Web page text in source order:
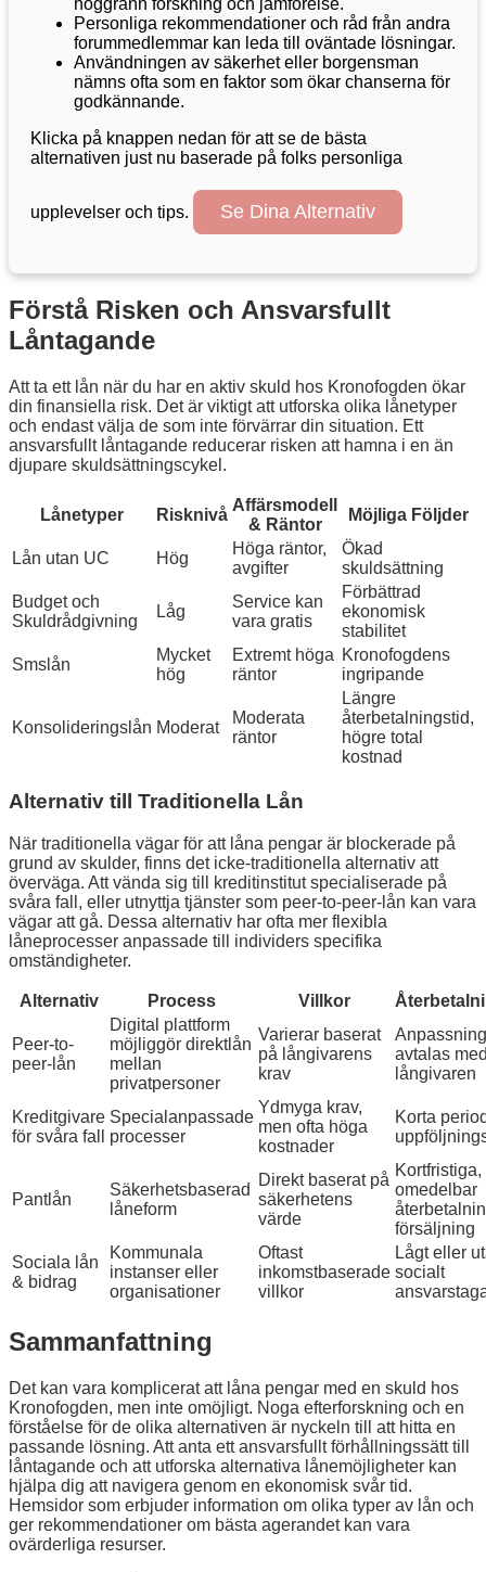
noggrann forskning och jämförelse.
Personliga rekommendationer och råd från andra
forummedlemmar kan leda till oväntade lösningar.
Användningen av säkerhet eller borgensman
nämns ofta som en faktor som ökar chanserna för
godkännande.
Klicka på knappen nedan för att se de bästa
alternativen just nu baserade på folks personliga
upplevelser och tips. Se Dina Alternativ
Förstå Risken och Ansvarsfullt
Låntagande
Att ta ett lån när du har en aktiv skuld hos Kronofogden ökar
din finansiella risk. Det är viktigt att utforska olika lånetyper
och endast välja de som inte förvärrar din situation. Ett
ansvarsfullt låntagande reducerar risken att hamna i en än
djupare skuldsättningscykel.
Lånetyper Risknivå
Affärsmodell
& Räntor
Möjliga Följder
Lån utan UC Hög
Höga räntor,
avgifter
Ökad
skuldsättning
Budget och
Skuldrådgivning
Låg
Service kan
vara gratis
Förbättrad
ekonomisk
stabilitet
Smslån
Mycket
hög
Extremt höga
räntor
Kronofogdens
ingripande
Konsolideringslån Moderat
Moderata
räntor
Längre
återbetalningstid,
högre total
kostnad
Alternativ till Traditionella Lån
När traditionella vägar för att låna pengar är blockerade på
grund av skulder, finns det icke-traditionella alternativ att
överväga. Att vända sig till kreditinstitut specialiserade på
svåra fall, eller utnyttja tjänster som peer-to-peer-lån kan vara
vägar att gå. Dessa alternativ har ofta mer flexibla
låneprocesser anpassade till individers specifika
omständigheter.
Alternativ Process Villkor
Peer-to-
peer-lån
Digital plattform
möjliggör direktlån
mellan
privatpersoner
Varierar baserat
på långivarens
krav
avtalas
långivaren
Kreditgivare
för svåra fall
Specialanpassade
processer
Ydmyga krav,
men ofta höga
kostnader
Korta
Pantlån
Säkerhetsbaserad
låneform
Direkt baserat på
säkerhetens
värde
Kortfristiga,
omedelbar
försäljning
Sociala lån
& bidrag
Kommunala
instanser eller
organisationer
Oftast
inkomstbaserade
villkor
Lågt eller
socialt
Sammanfattning
Det kan vara komplicerat att låna pengar med en skuld hos
Kronofogden, men inte omöjligt. Noga efterforskning och en
förståelse för de olika alternativen är nyckeln till att hitta en
passande lösning. Att anta ett ansvarsfullt förhållningssätt till
låntagande och att utforska alternativa lånemöjligheter kan
hjälpa dig att navigera genom en ekonomisk svår tid.
Hemsidor som erbjuder information om olika typer av lån och
ger rekommendationer om bästa agerandet kan vara
ovärderliga resurser.